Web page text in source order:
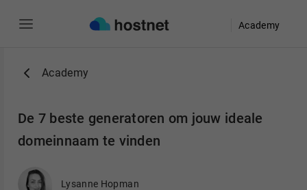
Academy
Academy
De 7 beste generatoren om jouw ideale
domeinnaam te vinden
Lysanne Hopman